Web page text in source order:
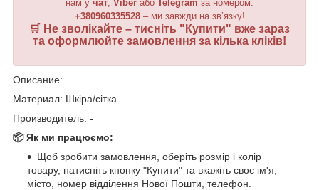
нам у чат Viber або Telegram за номером:
+380960335528– ми завжди на зв’язку!
🛒 Не зволікайте – тисніть " Купити" вже зараз
та оформлюйте замовлення за кілька кліків!
Описание:
Материал: Шкіра/сітка
Производитель: -
📦 Як ми працюємо:
Щоб зробити замовлення, оберіть розмір і колір
товару, натисніть кнопку "Купити" та вкажіть своє ім'я,
місто, номер відділення Нової Пошти, телефон.